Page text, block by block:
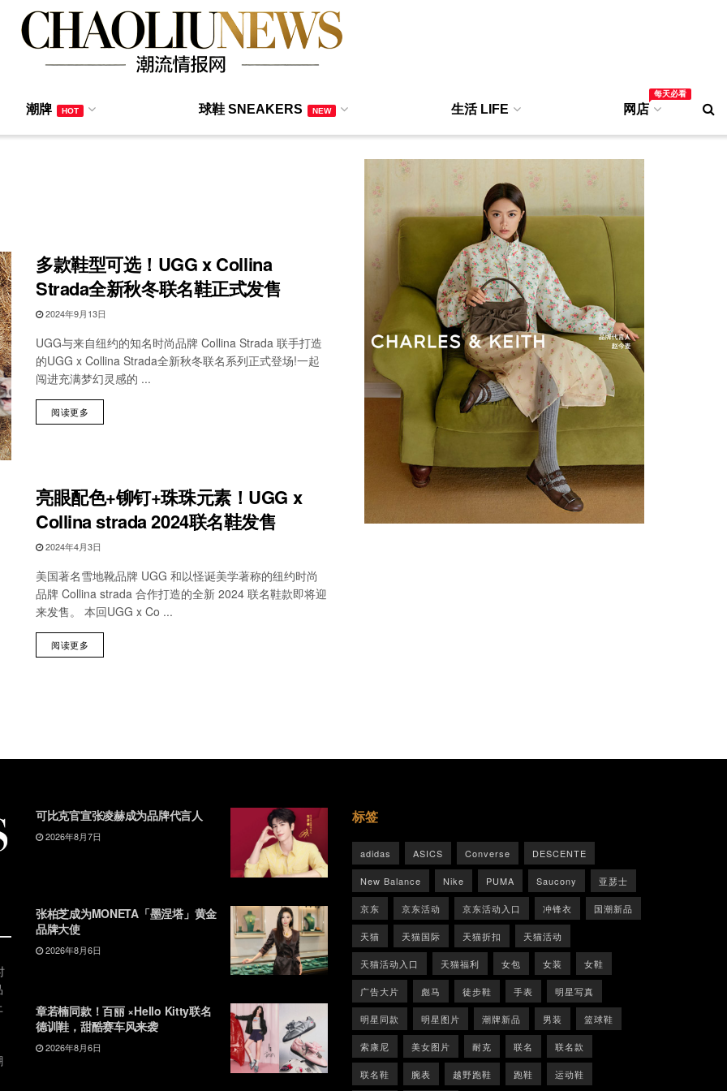
潮牌 HOT 球鞋 SNEAKERS NEW 生活 LIFE 网店
每天必看
多款鞋型可选！UGG x Collina
Strada全新秋冬联名鞋正式发售
2024年9月13日
UGG与来自纽约的知名时尚品牌 Collina Strada 联手打造
的UGG x Collina Strada全新秋冬联名系列正式登场!一起
闯进充满梦幻灵感的 ...
阅读更多
亮眼配色+铆钉+珠珠元素！UGG x
Collina strada 2024联名鞋发售
2024年4月3日
美国著名雪地靴品牌 UGG 和以怪诞美学著称的纽约时尚
品牌 Collina strada 合作打造的全新 2024 联名鞋款即将迎
来发售。 本回UGG x Co ...
阅读更多
可比克官宣张凌赫成为品牌代言人
2026年8月7日
张柏芝成为MONETA「墨涅塔」黄金
品牌大使
2026年8月6日
章若楠同款！百丽 ×Hello Kitty联名
德训鞋，甜酷赛车风来袭
2026年8月6日
标签
adidas ASICS Converse DESCENTE
New Balance Nike PUMA Saucony 亚瑟士
京东 京东活动 京东活动入口 冲锋衣 国潮新品
天猫 天猫国际 天猫折扣 天猫活动
天猫活动入口 天猫福利 女包 女装 女鞋
广告大片 彪马 徒步鞋 手表 明星写真
明星同款 明星图片 潮牌新品 男装 篮球鞋
索康尼 美女图片 耐克 联名 联名款
联名鞋 腕表 越野跑鞋 跑鞋 运动鞋